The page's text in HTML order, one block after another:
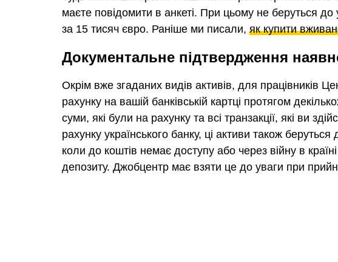
маєте повідомити в анкеті. При цьому не беруться до
за 15 тисяч євро. Раніше ми писали, як купити
Документальне підтвердження
Окрім вже згаданих видів активів, для працівників
рахунку на вашій банківській картці протягом
суми, які були на рахунку та всі транзакції, які ви
рахунку українського банку, ці активи також
коли до коштів немає доступу або через війну в
депозиту. Джобцентр має взяти це до уваги при